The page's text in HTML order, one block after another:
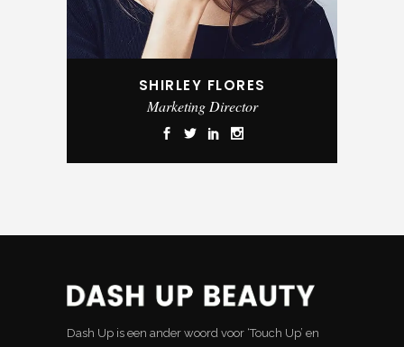
SHIRLEY FLORES
Marketing Director
Dash Up is een ander woord voor ‘Touch Up’ en